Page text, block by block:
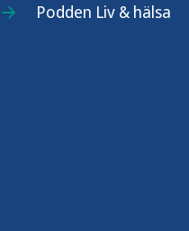
Podden Liv & hälsa